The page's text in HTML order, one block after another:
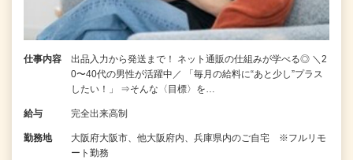
仕事内容
出品入力から発送まで！ ネット通販の仕組みが学べる◎ ＼2
0〜40代の男性が活躍中／ 「毎月の給料に“あと少し”プラス
したい！」 ⇒そんな〈目標〉を…
給与 完全出来高制
勤務地
大阪府大阪市、他大阪府内、兵庫県内のご自宅 ※フルリモ
ート勤務